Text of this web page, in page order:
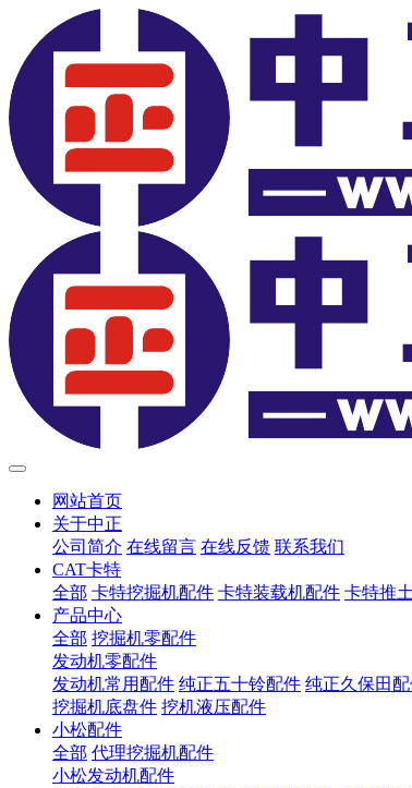
网站首页
关于中正
公司简介 在线留言 在线反馈 联系我们
CAT卡特
全部 卡特挖掘机配件 卡特装载机配件 卡特推
产品中心
全部 挖掘机零配件
发动机零配件
发动机常用配件 纯正五十铃配件 纯正久保田
挖掘机底盘件 挖机液压配件
小松配件
全部 代理挖掘机配件
小松发动机配件